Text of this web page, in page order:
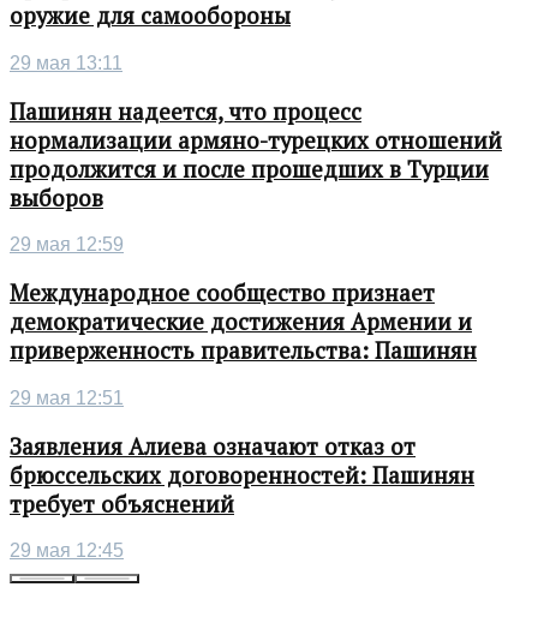
оружие для самообороны
29 мая 13:11
Пашинян надеется, что процесс
нормализации армяно-турецких отношений
продолжится и после прошедших в Турции
выборов
29 мая 12:59
Международное сообщество признает
демократические достижения Армении и
приверженность правительства: Пашинян
29 мая 12:51
Заявления Алиева означают отказ от
брюссельских договоренностей: Пашинян
требует объяснений
29 мая 12:45